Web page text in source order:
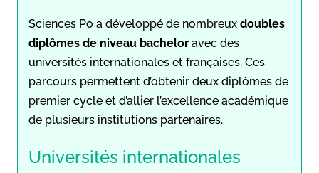
Sciences Po a développé de nombreux doubles
diplômes de niveau bachelor avec des
universités internationales et françaises. Ces
parcours permettent d’obtenir deux diplômes de
premier cycle et d’allier l’excellence académique
de plusieurs institutions partenaires.
Universités internationales